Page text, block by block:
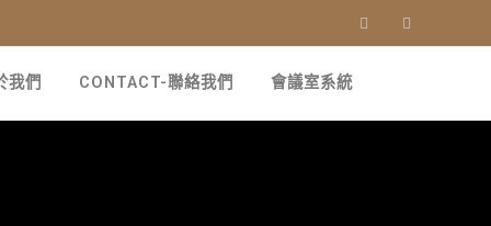
我們 CONTACT-聯絡我們 會議室系統